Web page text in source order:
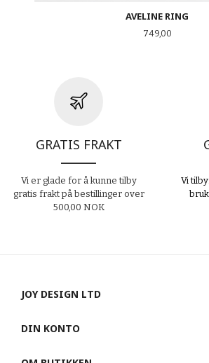
AVELINE RING
Pris
749,00
GRATIS FRAKT
Vi er glade for å kunne tilby
gratis frakt på bestillinger over
500,00 NOK
Vi
JOY DESIGN LTD
DIN KONTO